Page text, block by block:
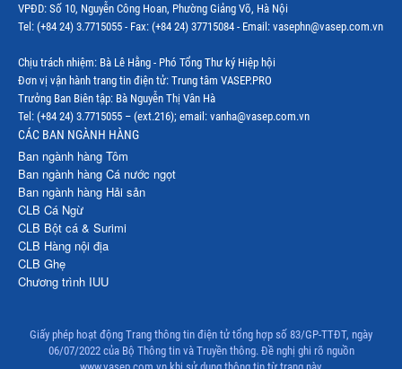
VPĐD: Số 10, Nguyễn Công Hoan, Phường Giảng Võ, Hà Nội
Tel: (+84 24) 3.7715055 - Fax: (+84 24) 37715084 - Email: vasephn@vasep.com.vn
Chịu trách nhiệm: Bà Lê Hằng - Phó Tổng Thư ký Hiệp hội
Đơn vị vận hành trang tin điện tử: Trung tâm VASEP.PRO
Trưởng Ban Biên tập: Bà Nguyễn Thị Vân Hà
Tel: (+84 24) 3.7715055 – (ext.216); email: vanha@vasep.com.vn
CÁC BAN NGÀNH HÀNG
Ban ngành hàng Tôm
Ban ngành hàng Cá nước ngọt
Ban ngành hàng Hải sản
CLB Cá Ngừ
CLB Bột cá & Surimi
CLB Hàng nội địa
CLB Ghẹ
Chương trình IUU
Giấy phép hoạt động Trang thông tin điện tử tổng hợp số 83/GP-TTĐT, ngày
06/07/2022 của Bộ Thông tin và Truyền thông. Đề nghị ghi rõ nguồn